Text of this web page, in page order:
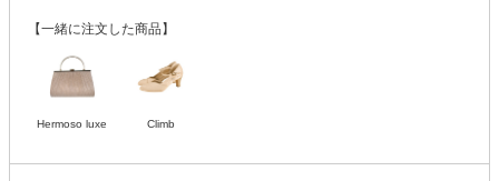
【一緒に注文した商品】
Hermoso luxe Climb